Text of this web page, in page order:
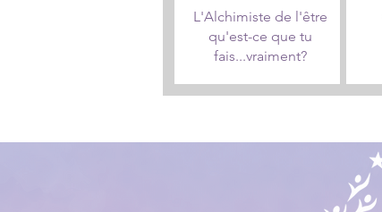
L'Alchimiste de l'être
qu'est-ce que tu
fais...vraiment?